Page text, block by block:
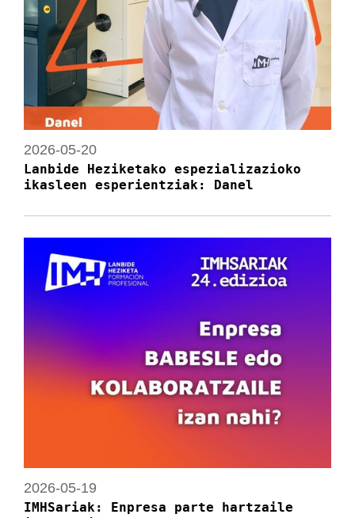
2026-05-20
Lanbide Heziketako espezializazioko
ikasleen esperientziak: Danel
2026-05-19
IMHSariak: Enpresa parte hartzaile